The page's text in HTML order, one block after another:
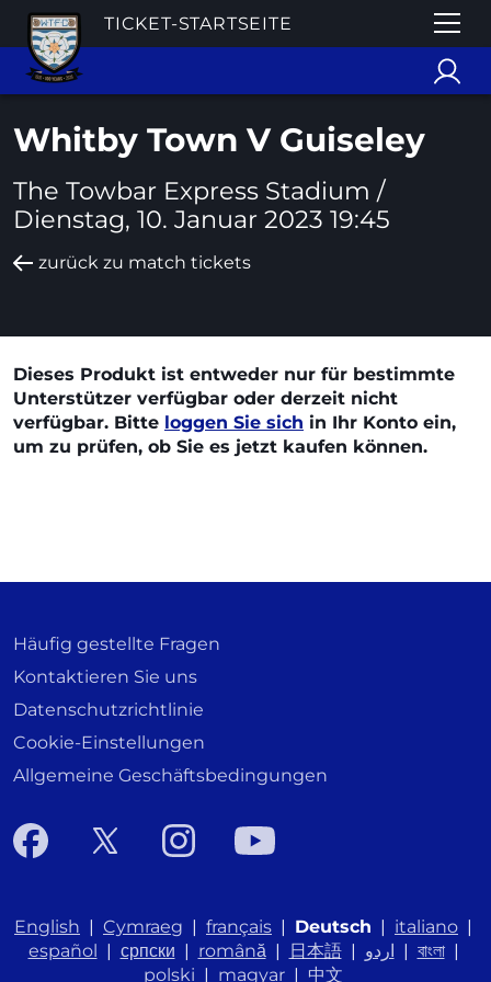
TICKET-STARTSEITE
Whitby Town V Guiseley
The Towbar Express Stadium /
Dienstag, 10. Januar 2023 19:45
zurück zu match tickets
Dieses Produkt ist entweder nur für bestimmte
Unterstützer verfügbar oder derzeit nicht
verfügbar. Bitte loggen Sie sich in Ihr Konto ein,
um zu prüfen, ob Sie es jetzt kaufen können.
Häufig gestellte Fragen
Kontaktieren Sie uns
Datenschutzrichtlinie
Cookie-Einstellungen
Allgemeine Geschäftsbedingungen
English | Cymraeg | français | Deutsch | italiano |
español | српски | română| 日本語| اردو | বাংলা|
polski | magyar | 中文